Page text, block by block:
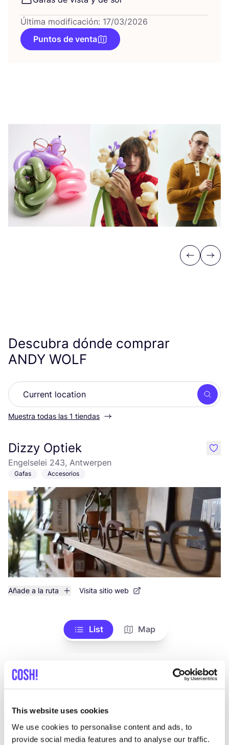
This website uses cookies
We use cookies to personalise content and ads, to
provide social media features and to analyse our traffic.
Última modificación: 17/03/2026
Puntos de venta
Previous
Next
Descubra dónde comprar
ANDY WOLF
Muestra todas las 1 tiendas
Dizzy Optiek
Engelselei 243, Antwerpen
Gafas Accesorios
Añade a la ruta Visita sitio web
like
List Map